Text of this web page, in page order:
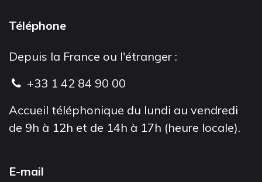
Téléphone
Depuis la France ou l'étranger :
+33 1 42 84 90 00
Accueil téléphonique du lundi au vendredi
de 9h à 12h et de 14h à 17h (heure locale).
E-mail